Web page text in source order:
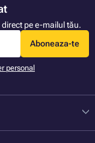
pe e-mailul tău.
Aboneaza-te
personal